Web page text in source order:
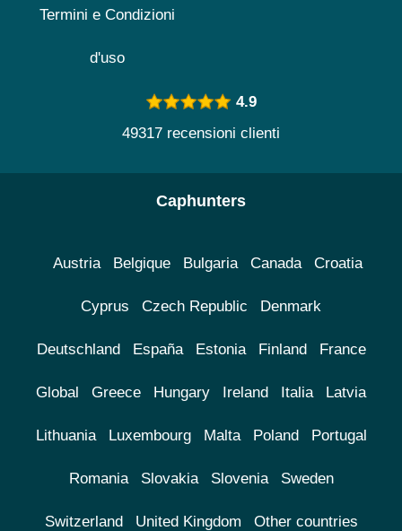
Termini e Condizioni
d'uso
4.9
49317 recensioni clienti
Caphunters
Austria Belgique Bulgaria Canada Croatia
Cyprus Czech Republic Denmark
Deutschland España Estonia Finland France
Global Greece Hungary Ireland Italia Latvia
Lithuania Luxembourg Malta Poland Portugal
Romania Slovakia Slovenia Sweden
Switzerland United Kingdom Other countries